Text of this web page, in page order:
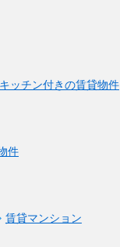
ッチン付きの賃貸物件
件
賃貸マンション